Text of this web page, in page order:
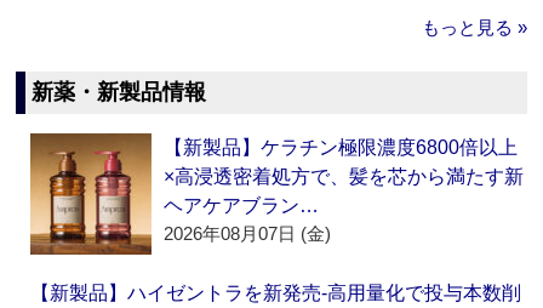
もっと見る »
新薬・新製品情報
【新製品】ケラチン極限濃度6800倍以上
×高浸透密着処方で、髪を芯から満たす新
ヘアケアブラン…
2026年08月07日 (金)
【新製品】ハイゼントラを新発売‐高用量化で投与本数削